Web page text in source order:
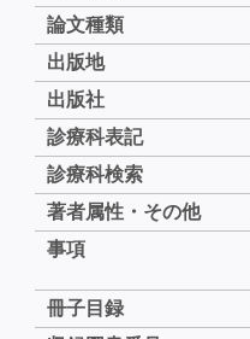
論文種類
出版地
出版社
診療科表記
診療科検索
著者属性・その他
事項
冊子目録